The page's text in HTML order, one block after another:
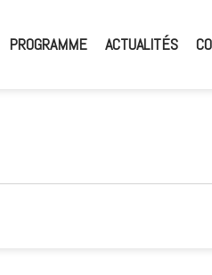
PROGRAMME ACTUALITÉS